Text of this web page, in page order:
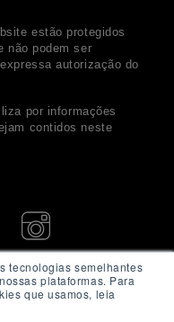
tecnologias semelhantes
plataformas. Para
que usamos, leia
estão protegidos
não podem ser
autorização do
por informações
contidos neste